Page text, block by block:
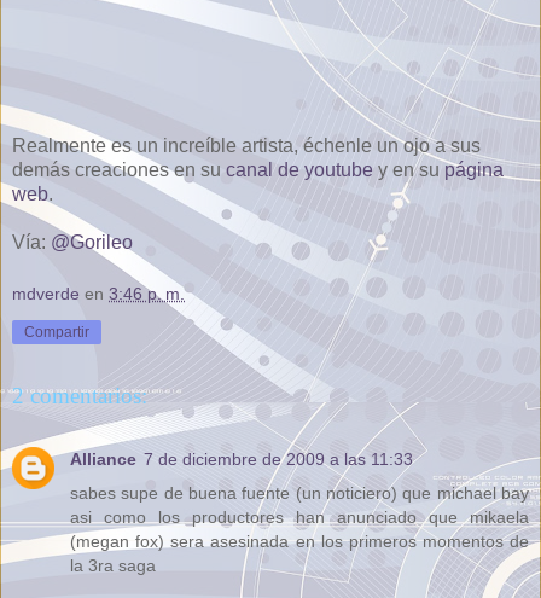
Realmente es un increíble artista, échenle un ojo a sus
demás creaciones en su canal de youtube y en su página
web.
Vía: @Gorileo
mdverde en 3:46 p. m.
Compartir
2 comentarios:
Alliance 7 de diciembre de 2009 a las 11:33
sabes supe de buena fuente (un noticiero) que michael bay
asi como los productores han anunciado que mikaela
(megan fox) sera asesinada en los primeros momentos de
la 3ra saga